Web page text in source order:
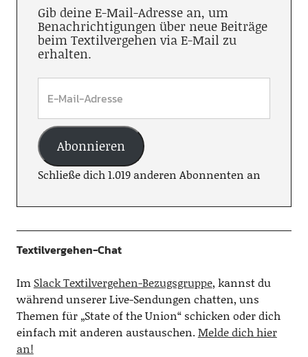
Gib deine E-Mail-Adresse an, um
Benachrichtigungen über neue Beiträge
beim Textilvergehen via E-Mail zu
erhalten.
Abonnieren
Schließe dich 1.019 anderen Abonnenten an
Textilvergehen-Chat
Im Slack Textilvergehen-Bezugsgruppe, kannst du
während unserer Live-Sendungen chatten, uns
Themen für „State of the Union“ schicken oder dich
einfach mit anderen austauschen.Melde dich hier
an!